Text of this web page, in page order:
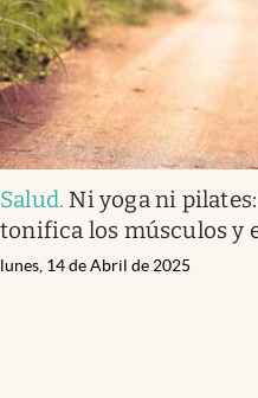
Salud. Ni yoga ni
tonifica los músculos y
lunes, 14 de Abril de 2025